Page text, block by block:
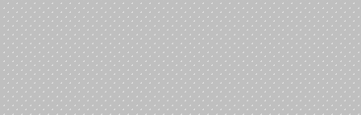
お知らせ